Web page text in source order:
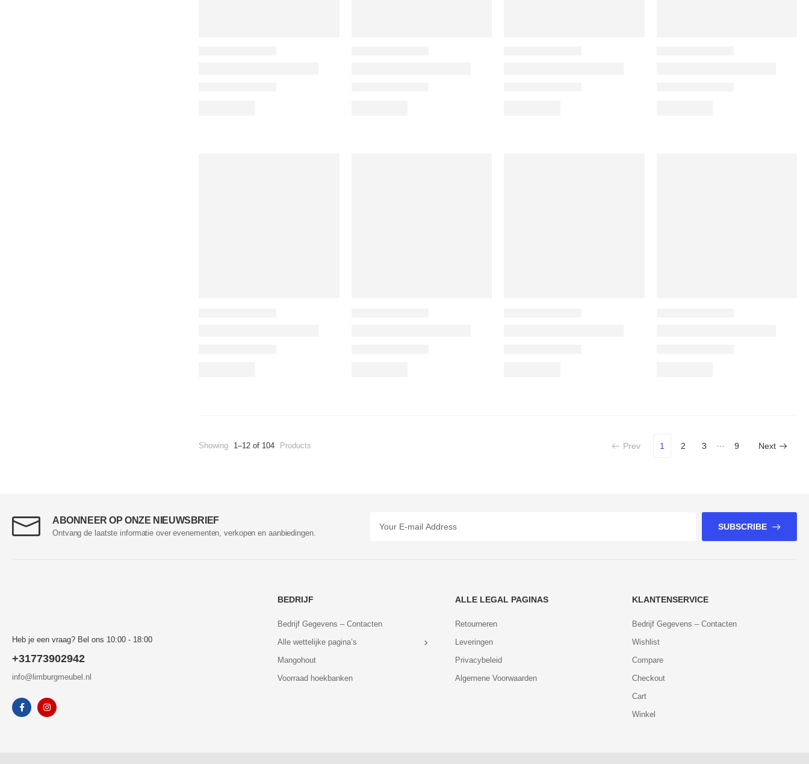
Showing 1–12 of 104 Products Prev 1 2 3 9 Next
ABONNEER OP ONZE NIEUWSBRIEF
Ontvang de laatste informatie over evenementen, verkopen en aanbiedingen.
SUBSCRIBE
Heb je een vraag? Bel ons 10:00 - 18:00
+31773902942
info@limburgmeubel.nl
BEDRIJF
Bedrijf Gegevens – Contacten
Alle wettelijke pagina’s
Mangohout
Voorraad hoekbanken
ALLE LEGAL PAGINAS
Retourneren
Leveringen
Privacybeleid
Algemene Voorwaarden
KLANTENSERVICE
Bedrijf Gegevens – Contacten
Wishlist
Compare
Checkout
Cart
Winkel